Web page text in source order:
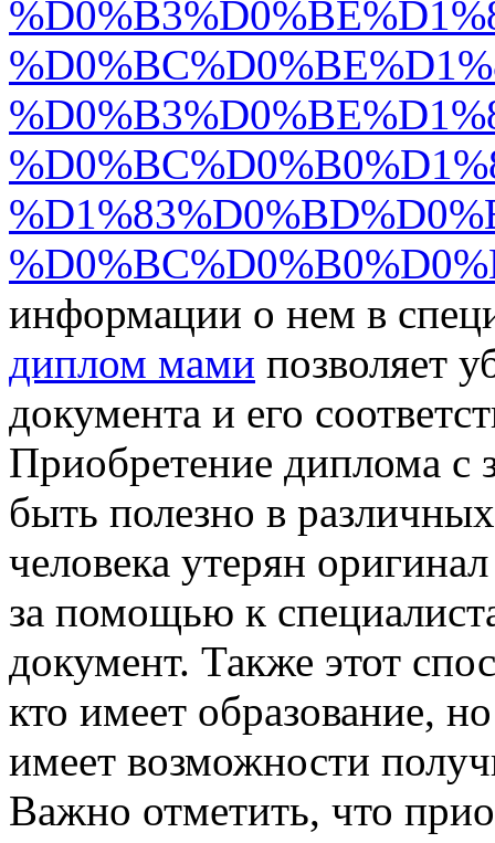
информации о нем в
диплом мами позволяет
документа и его
Приобретение диплома с
быть полезно в
человека утерян
за помощью к
документ. Также этот
кто имеет образование,
имеет возможности
Важно отметить, что